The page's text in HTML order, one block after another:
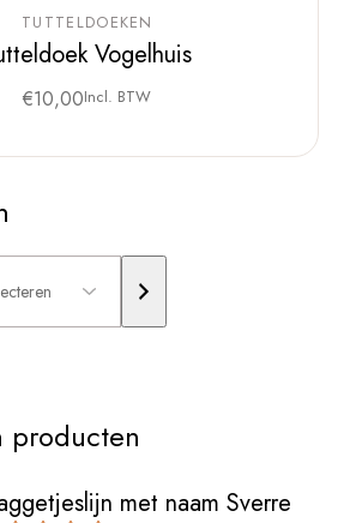
TUTTELDOEKEN
Vogelhuis
€10,00Incl. BTW
producten
met naam Sverre